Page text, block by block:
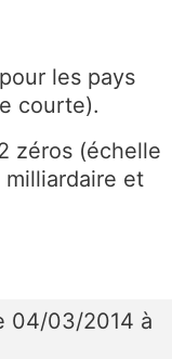
les pays
courte).
zéros (échelle
et
04/03/2014 à